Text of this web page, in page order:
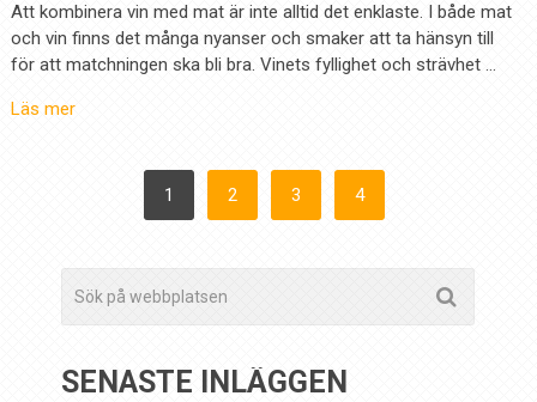
Att kombinera vin med mat är inte alltid det enklaste. I både mat
och vin finns det många nyanser och smaker att ta hänsyn till
för att matchningen ska bli bra. Vinets fyllighet och strävhet …
Läs mer
SIDNUMRERING
1 2 3 4
SENASTE INLÄGGEN